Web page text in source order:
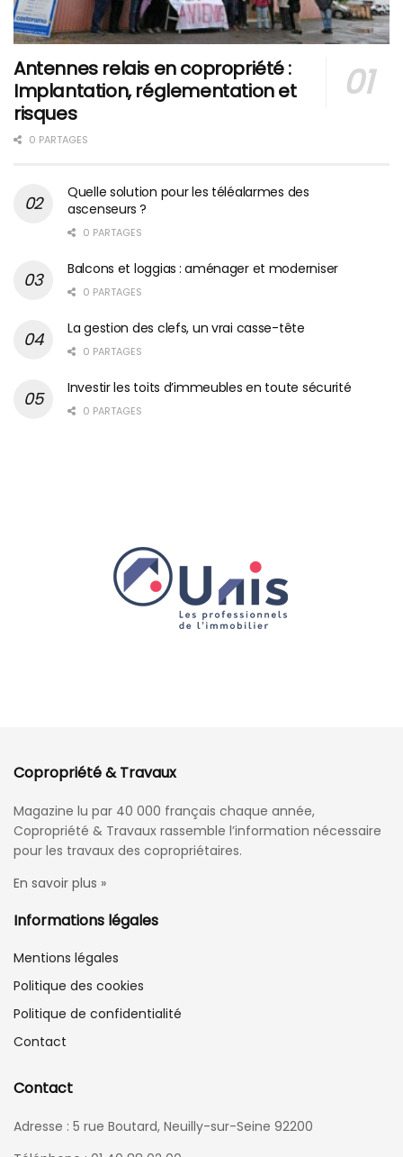
Antennes relais en copropriété :
Implantation, réglementation et
risques
0 PARTAGES
Quelle solution pour les téléalarmes des
ascenseurs ?
0 PARTAGES
Balcons et loggias : aménager et moderniser
0 PARTAGES
La gestion des clefs, un vrai casse-tête
0 PARTAGES
Investir les toits d’immeubles en toute sécurité
0 PARTAGES
Copropriété & Travaux
Magazine lu par 40 000 français chaque année,
Copropriété & Travaux rassemble l’information nécessaire
pour les travaux des copropriétaires.
En savoir plus »
Informations légales
Mentions légales
Politique des cookies
Politique de confidentialité
Contact
Contact
Adresse : 5 rue Boutard, Neuilly-sur-Seine 92200